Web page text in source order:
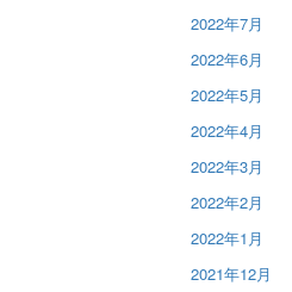
2022年7月
2022年6月
2022年5月
2022年4月
2022年3月
2022年2月
2022年1月
2021年12月